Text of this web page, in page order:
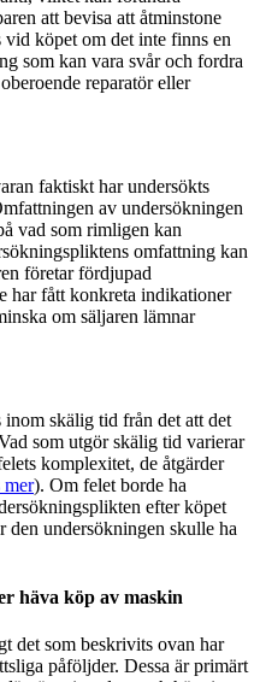
att bevisa att åtminstone
köpet om det inte finns en
som kan vara svår och fordra
reparatör eller
faktiskt har undersökts
av undersökningen
vad som rimligen kan
omfattning kan
företar fördjupad
har fått konkreta indikationer
om säljaren lämnar
inom skälig tid från det att det
som utgör skälig tid varierar
komplexitet, de åtgärder
mer). Om felet borde ha
efter köpet
den undersökningen skulle ha
häva köp av maskin
det som beskrivits ovan har
påföljder. Dessa är primärt